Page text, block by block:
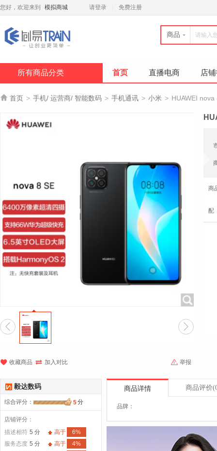
您好，欢迎来到 模拟商城 请登录 免费注册
商品
所有商品分类 首页 直播电商 店
 首页 > 手机/ 运营商/ 智能数码 > 手机通讯 > 小米 > HUAWEI
 
 收藏商品  加入对比  举报
商
商品详情 商品评价
品牌：
毅达数码
综合评分 ： 5分
店铺评分：
描述相符 5 分 高于
6%
服务态度 5 分 高于
4%